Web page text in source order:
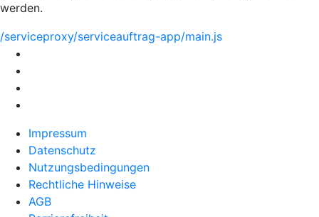
werden.
/serviceproxy/serviceauftrag-app/main.js
Impressum
Datenschutz
Nutzungsbedingungen
Rechtliche Hinweise
AGB